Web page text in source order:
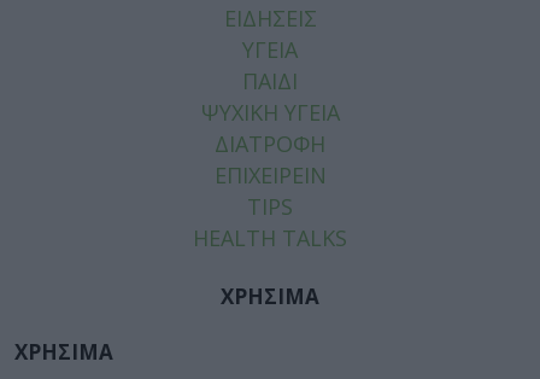
ΕΙΔΗΣΕΙΣ
ΥΓΕΙΑ
ΠΑΙΔΙ
ΨΥΧΙΚΗ ΥΓΕΙΑ
ΔΙΑΤΡΟΦΗ
ΕΠΙΧΕΙΡΕΙΝ
TIPS
HEALTH TALKS
ΧΡΗΣΙΜΑ
ΧΡΗΣΙΜΑ